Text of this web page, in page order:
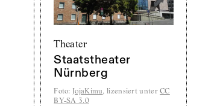
Theater
Staatstheater
Nürnberg
Foto: JojaKimu, lizensiert unterCC
BY-SA 3.0